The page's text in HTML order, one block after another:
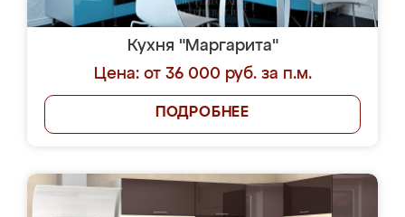
Кухня "Маргарита"
Цена: от 36 000 руб. за п.м.
ПОДРОБНЕЕ